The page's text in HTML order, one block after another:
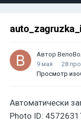
Автор
9 мая
28
Просмотр
Автоматически
Photo ID: